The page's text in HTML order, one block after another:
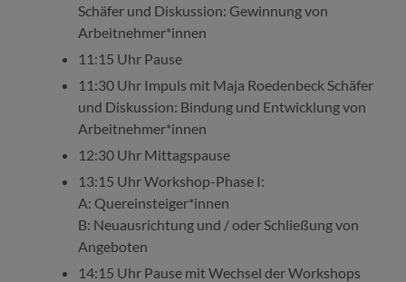
Schäfer und Diskussion: Gewinnung von
Arbeitnehmer*innen
11:15 Uhr Pause
11:30 Uhr Impuls mit Maja Roedenbeck Schäfer
und Diskussion: Bindung und Entwicklung von
Arbeitnehmer*innen
12:30 Uhr Mittagspause
13:15 Uhr Workshop-Phase I:
A: Quereinsteiger*innen
B: Neuausrichtung und / oder Schließung von
Angeboten
14:15 Uhr Pause mit Wechsel der Workshops